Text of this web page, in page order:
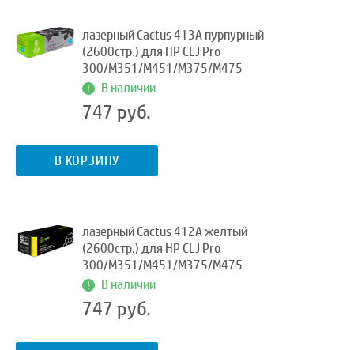
лазерный Cactus 413A пурпурный
(2600стр.) для HP CLJ Pro
300/M351/M451/M375/M475
В наличии
747 руб.
В КОРЗИНУ
лазерный Cactus 412A желтый
(2600стр.) для HP CLJ Pro
300/M351/M451/M375/M475
В наличии
747 руб.